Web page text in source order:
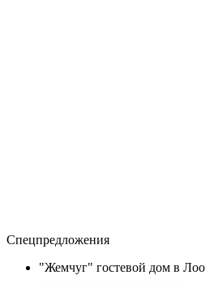
Спецпредложения
"Жемчуг" гостевой дом в Лоо